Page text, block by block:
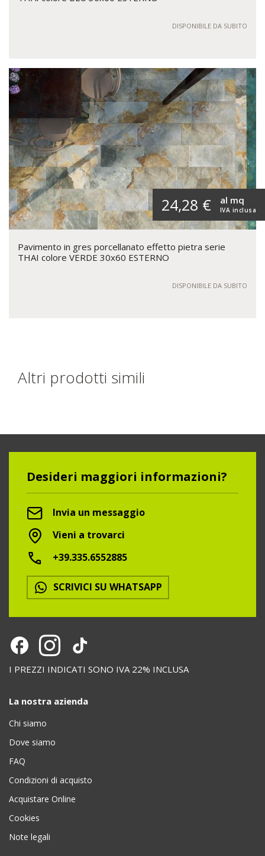
DISPONIBILE DA SUBITO
24,28 € IVA inclusa
al mq
Pavimento in gres porcellanato effetto pietra serie
THAI colore VERDE 30x60 ESTERNO
DISPONIBILE DA SUBITO
Altri prodotti simili
Desideri maggiori informazioni?
Invia un messaggio
Vieni a trovarci
+39.335.6552885
SCRIVICI SU WHATSAPP
I PREZZI INDICATI SONO IVA 22% INCLUSA
La nostra azienda
Chi siamo
Dove siamo
FAQ
Condizioni di acquisto
Acquistare Online
Cookies
Note legali